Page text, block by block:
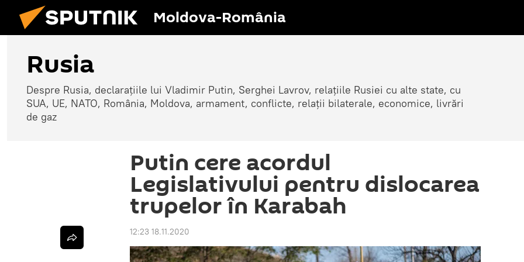
Moldova-România
Rusia
Despre Rusia, declarațiile lui Vladimir Putin, Serghei Lavrov, relațiile Rusiei cu alte state, cu
SUA, UE, NATO, România, Moldova, armament, conflicte, relații bilaterale, economice, livrări
de gaz
Putin cere acordul
Legislativului pentru dislocarea
trupelor în Karabah
12:23 18.11.2020